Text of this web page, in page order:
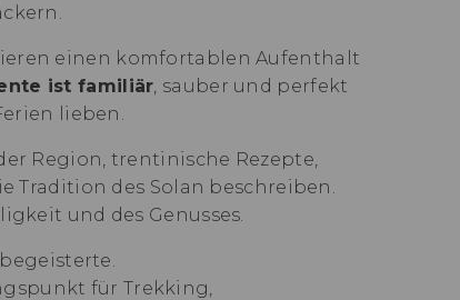
einen komfortablen Aufenthalt
ist familiär , sauber und perfekt
lieben.
Region, trentinische Rezepte,
Tradition des Solan beschreiben.
und des Genusses.
für Trekking,